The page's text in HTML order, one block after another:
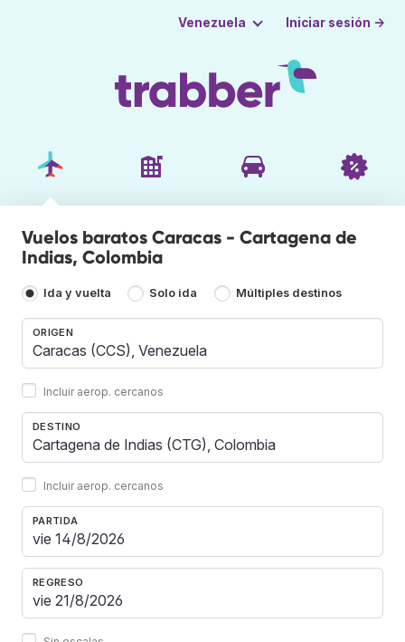
Venezuela Iniciar sesión →
Vuelos baratos Caracas - Cartagena de
Indias, Colombia
Ida y vuelta Solo ida Múltiples destinos
ORIGEN
Incluir aerop. cercanos
DESTINO
Incluir aerop. cercanos
PARTIDA
REGRESO